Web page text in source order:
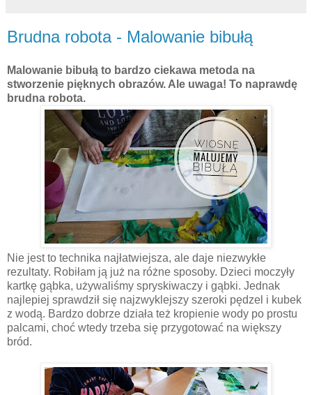
Brudna robota - Malowanie bibułą
Malowanie bibułą to bardzo ciekawa metoda na
stworzenie pięknych obrazów. Ale uwaga! To naprawdę
brudna robota.
Nie jest to technika najłatwiejsza, ale daje niezwykłe
rezultaty. Robiłam ją już na różne sposoby. Dzieci moczyły
kartkę gąbka, używaliśmy spryskiwaczy i gąbki. Jednak
najlepiej sprawdził się najzwyklejszy szeroki pędzel i kubek
z wodą. Bardzo dobrze działa też kropienie wody po prostu
palcami, choć wtedy trzeba się przygotować na większy
bród.